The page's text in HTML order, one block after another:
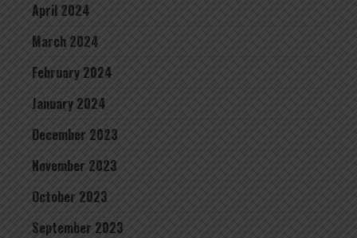
April 2024
March 2024
February 2024
January 2024
December 2023
November 2023
October 2023
September 2023